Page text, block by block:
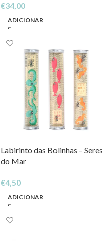
€34,00
ADICIONAR
Labirinto das Bolinhas – Seres
do Mar
€4,50
ADICIONAR